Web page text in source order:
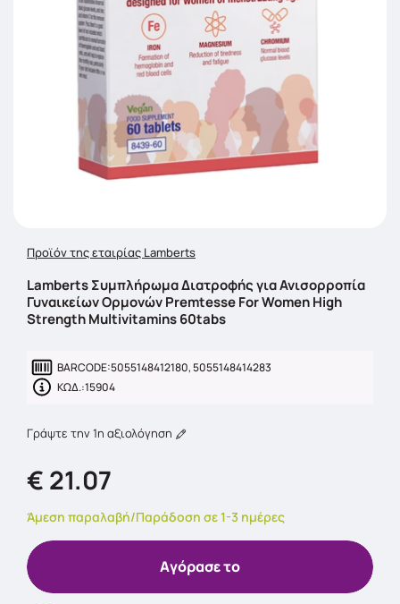
Προϊόν της εταιρίας Lamberts
Lamberts Συμπλήρωμα Διατροφής για Ανισορροπία
Γυναικείων Ορμονών Premtesse For Women High
Strength Multivitamins 60tabs
BARCODE:5055148412180, 5055148414283
ΚΩΔ.:15904
Γράψτε την 1η αξιολόγηση
€ 21.07
Άμεση παραλαβή/Παράδοση σε 1-3 ημέρες
Aγόρασε το